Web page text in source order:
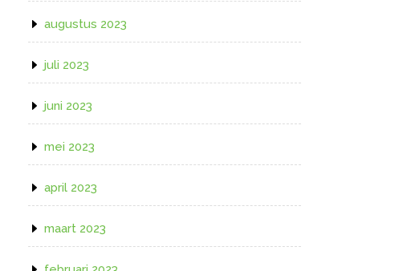
augustus 2023
juli 2023
juni 2023
mei 2023
april 2023
maart 2023